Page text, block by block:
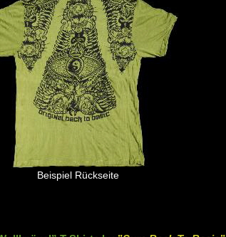
Beispiel Rückseite